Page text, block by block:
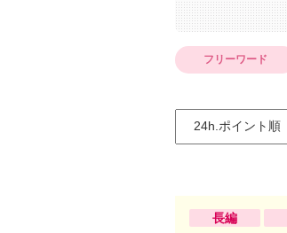
フリーワード
長編